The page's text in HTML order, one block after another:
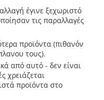
έγινε ξεχωριστό
τις παραλλαγές
προϊόντα (πιθανόν
τους).
από αυτό - δεν είναι
χρειάζεται
προϊόντα στο